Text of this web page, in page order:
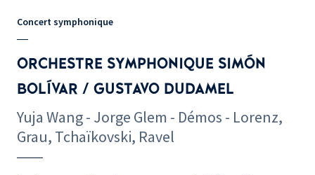
Concert symphonique
ORCHESTRE SYMPHONIQUE SIMÓN
BOLÍVAR / GUSTAVO DUDAMEL
Yuja Wang - Jorge Glem - Démos - Lorenz,
Grau, Tchaïkovski, Ravel